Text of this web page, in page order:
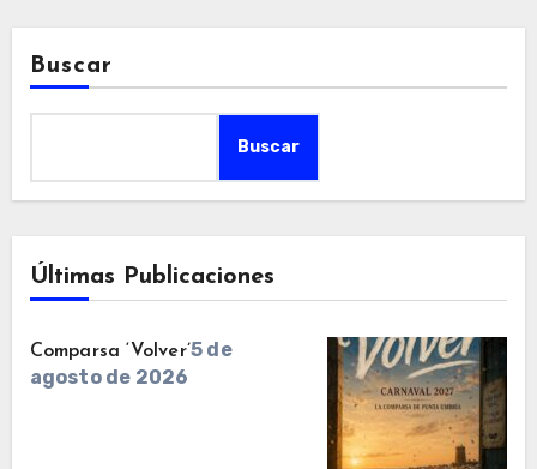
Buscar
Buscar
Últimas Publicaciones
Comparsa ‘Volver’5 de
agosto de 2026